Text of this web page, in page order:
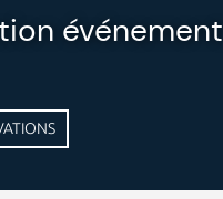
événement